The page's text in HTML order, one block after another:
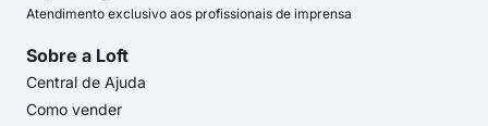
Atendimento exclusivo aos profissionais de imprensa
Sobre a Loft
Central de Ajuda
Como vender